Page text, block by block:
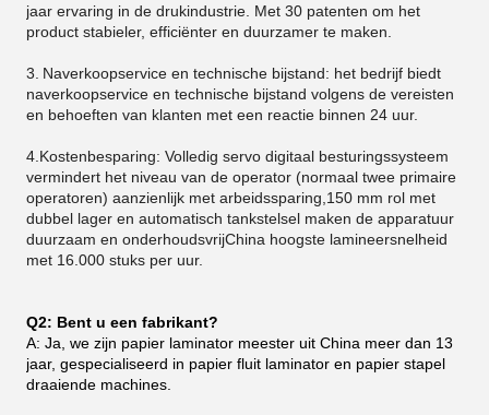
jaar ervaring in de drukindustrie. Met 30 patenten om het
product stabieler, efficiënter en duurzamer te maken.
3. Naverkoopservice en technische bijstand: het bedrijf biedt
naverkoopservice en technische bijstand volgens de vereisten
en behoeften van klanten met een reactie binnen 24 uur.
4.Kostenbesparing: Volledig servo digitaal besturingssysteem
vermindert het niveau van de operator (normaal twee primaire
operatoren) aanzienlijk met arbeidssparing,150 mm rol met
dubbel lager en automatisch tankstelsel maken de apparatuur
duurzaam en onderhoudsvrijChina hoogste lamineersnelheid
met 16.000 stuks per uur.
Q2: Bent u een fabrikant?
A: Ja, we zijn papier laminator meester uit China meer dan 13
jaar, gespecialiseerd in papier fluit laminator en papier stapel
draaiende machines.